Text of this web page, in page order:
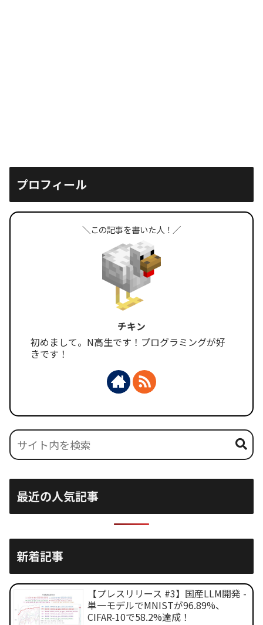
プロフィール
＼この記事を書いた人！／
チキン
初めまして。N高生です！プログラミングが好
きです！
最近の人気記事
新着記事
【プレスリリース #3】国産LLM開発 -
単一モデルでMNISTが96.89%、
CIFAR-10で58.2%達成！